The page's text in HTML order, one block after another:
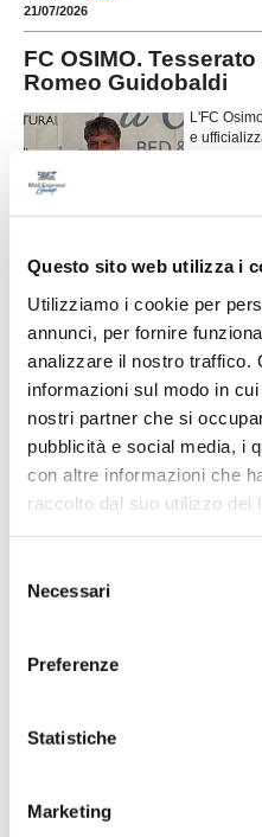
Questo sito web utilizza i
Utilizziamo i cookie per
annunci, per fornire
analizzare il nostro traffico.
informazioni sul modo in
nostri partner che si
pubblicità e social media, i
con altre informazioni che
raccolto dal suo utilizzo dei
delNecessari
Preferenze
Statistiche
Marketing
21/07/2026
FC OSIMO.
Romeo Guidobaldi
L'FC
e
in
18/07/2026
FC OSIMO. Ecco
L'FC Osimo aggiunge esperienza e
l'ingaggio di Niccolò Gambacorta,
promozione in Prima Categoria
17/07/2026
VALLE DEL GIANO
ancora Massimiliano
certezza:
arrivata
di
alzare l'asticella